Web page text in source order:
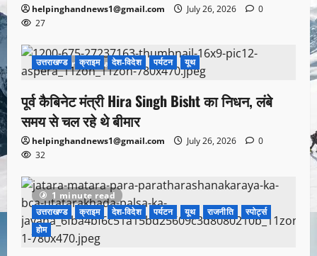
helpinghandnews1@gmail.com July 26, 2026
0
27
1 minute read
उत्तराखण्ड क्राइम देश-विदेश पर्यटन यूथ
पूर्व कैबिनेट मंत्री Hira Singh Bisht का निधन, लंबे
समय से चल रहे थे बीमार
helpinghandnews1@gmail.com July 26, 2026
0
32
1 minute read
उत्तराखण्ड
क्राइम देश-विदेश पर्यटन यूथ राजनीति
स्पोर्ट्स
होम